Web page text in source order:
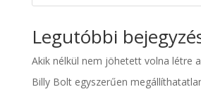
Legutóbbi
Akik nélkül nem jöhetett volna létre
Billy Bolt egyszerűen